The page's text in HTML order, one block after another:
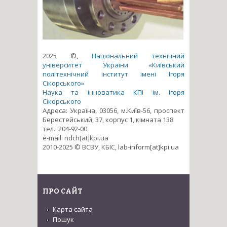
2025 ©, Національний технічний
університет України «Київський
політехнічний інститут імені Ігоря
Сікорського»
Наука та інноватика КПІ ім. Ігоря
Сікорського
Адреса: Україна, 03056, м.Київ-56, проспект
Берестейський, 37, корпус 1, кімната 138
тел.: 204-92-00
e-mail: ndch[at]kpi.ua
2010-2025 © ВСВУ, КБІС, lab-inform[at]kpi.ua
ПРО САЙТ
Карта сайта
Пошук